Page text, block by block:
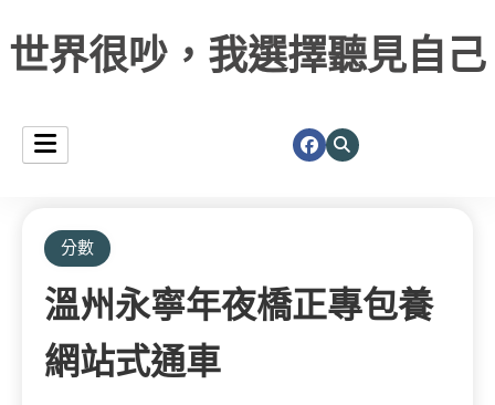
世界很吵，我選擇聽見自己
分數
溫州永寧年夜橋正專包養
網站式通車